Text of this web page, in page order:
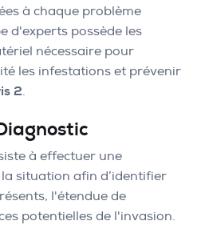
à chaque problème
d'experts possède les
nécessaire pour
les infestations et prévenir
2.
à effectuer une
situation afin d’identifier
l'étendue de
potentielles de l'invasion.